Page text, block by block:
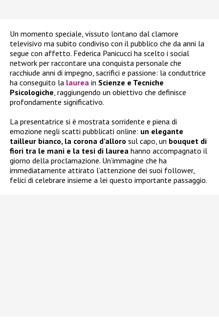
Un momento speciale, vissuto lontano dal clamore
televisivo ma subito condiviso con il pubblico che da anni la
segue con affetto. Federica Panicucci ha scelto i social
network per raccontare una conquista personale che
racchiude anni di impegno, sacrifici e passione: la conduttrice
ha conseguito la laurea in Scienze e Tecniche
Psicologiche , raggiungendo un obiettivo che definisce
profondamente significativo.
La presentatrice si è mostrata sorridente e piena di
emozione negli scatti pubblicati online: un elegante
tailleur bianco, la corona d’alloro sul capo, un bouquet di
fiori tra le mani e la tesi di laurea hanno accompagnato il
giorno della proclamazione. Un’immagine che ha
immediatamente attirato l’attenzione dei suoi follower,
felici di celebrare insieme a lei questo importante passaggio.